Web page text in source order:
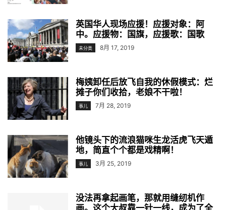
英国华人现场应援！应援对象：阿
中。应援物：国旗，应援歌：国歌
未分类 8月 17, 2019
梅姨卸任后放飞自我的休假模式：烂
摊子你们收拾，老娘不干啦！
事儿 7月 28, 2019
他镜头下的流浪猫咪生龙活虎飞天遁
地，简直个个都是戏精啊！
事儿 3月 25, 2019
没法再拿起画笔，那就用缝纫机作
画。这个大叔靠一针一线，成为了全